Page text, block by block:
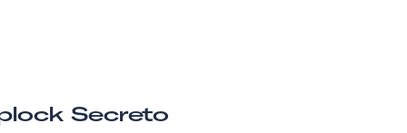
Secreto